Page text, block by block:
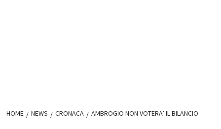
HOME NEWS CRONACA AMBROGIO NON VOTERA’ IL BILANCIO